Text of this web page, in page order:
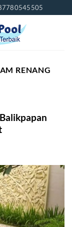
RENANG